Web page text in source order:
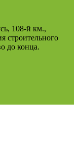
108-й км.,
строительного
до конца.